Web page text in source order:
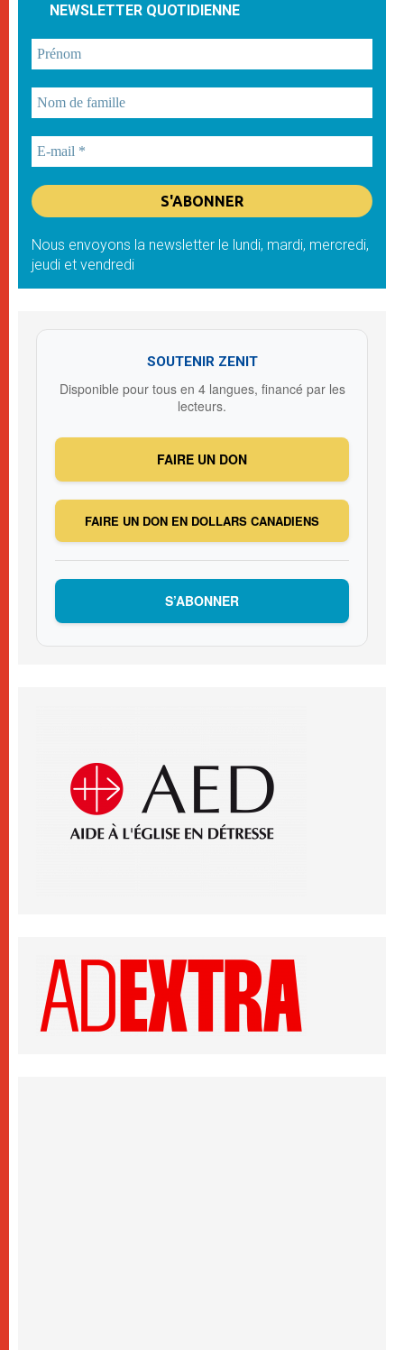
NEWSLETTER QUOTIDIENNE
Nous envoyons la newsletter le lundi, mardi, mercredi,
jeudi et vendredi
SOUTENIR ZENIT
Disponible pour tous en 4 langues, financé par les
lecteurs.
FAIRE UN DON
FAIRE UN DON EN DOLLARS CANADIENS
S’ABONNER